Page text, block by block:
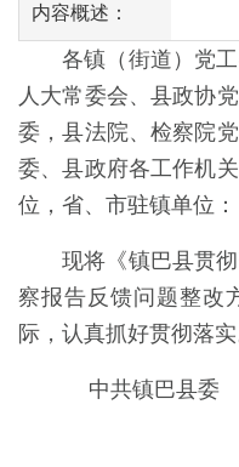
内容概述：
各镇（街道）党
人大常委会、县政协
委，县法院、检察院
委、县政府各工作机
位，省、市驻镇单位：
现将《镇巴县贯
察报告反馈问题整改
际，认真抓好贯彻落实
中共镇巴